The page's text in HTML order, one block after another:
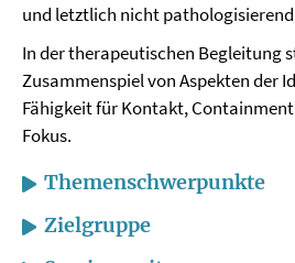
und letztlich nicht
In der therapeutischen Begleitung
Zusammenspiel von Aspekten der
Fähigkeit für Kontakt,
Fokus.
Themenschwerpunkte
Zielgruppe